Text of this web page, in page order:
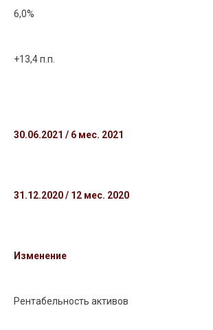
6,0%
+13,4 п.п.
30.06.2021 / 6 мес. 2021
31.12.2020 / 12 мес. 2020
Изменение
Рентабельность активов